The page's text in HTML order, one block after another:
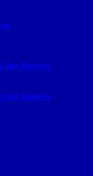
in
der Herren
der Damen